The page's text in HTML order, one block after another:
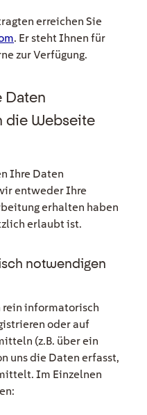
erreichen Sie
. Er steht Ihnen für
zur Verfügung.
Daten
die Webseite
Ihre Daten
entweder Ihre
erhalten haben
erlaubt ist.
notwendigen
rein informatorisch
oder auf
(z.B. über ein
uns die Daten erfasst,
Im Einzelnen